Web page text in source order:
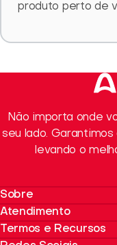
produto perto de
Não importa onde
seu lado.
levando o
Sobre
Sobre a Alibem
Sustentabilidade
Atendimento
Onde Encontrar
Termos e Recursos